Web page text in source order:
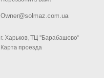
Owner@solmaz.com.ua
г. Харьков, ТЦ "Барабашово"
Карта проезда